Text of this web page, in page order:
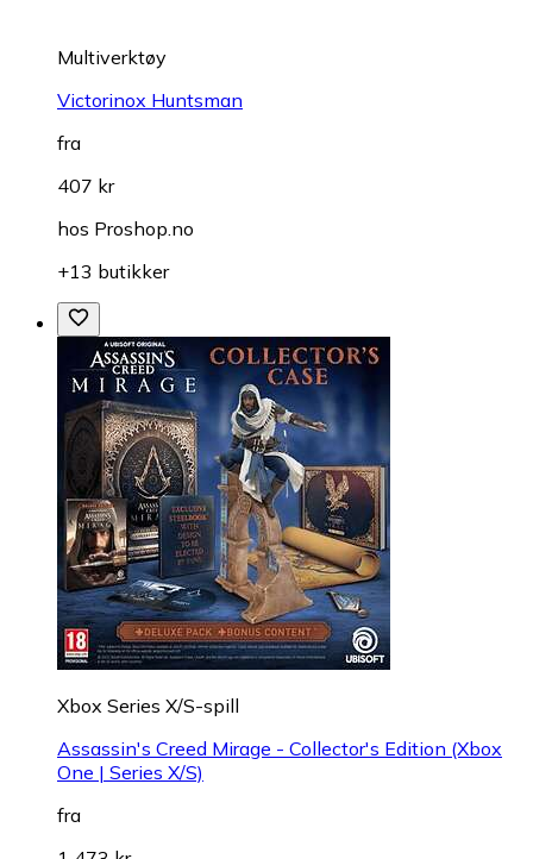
Multiverktøy
Victorinox Huntsman
fra
407 kr
hos Proshop.no
+13 butikker
Xbox Series X/S-spill
Assassin's Creed Mirage - Collector's Edition (Xbox
One | Series X/S)
fra